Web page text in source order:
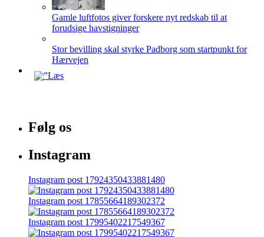
Gamle luftfotos giver forskere nyt redskab til at
forudsige havstigninger
Stor bevilling skal styrke Padborg som startpunkt for
Hærvejen
Følg os
Instagram
Instagram post 17924350433881480
Instagram post 17855664189302372
Instagram post 17995402217549367